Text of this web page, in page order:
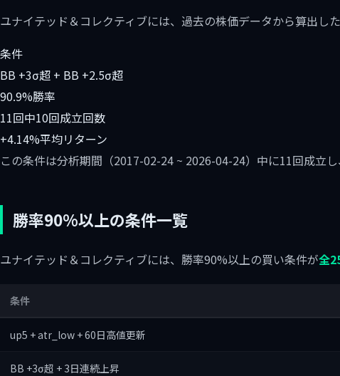
ユナイテッド＆コレクティブには、過去の株価データから算出した
条件
BB +3σ超 + BB +2.5σ超
90.9%勝率
11回中10回成立回数
+4.14%平均リターン
この条件は分析期間（2017-02-24 ~ 2026-04-24）中に11回成立
勝率90%以上の条件一覧
ユナイテッド＆コレクティブには、勝率90%以上の買い条件が全
条件
up5 + atr_low + 60日高値更新
BB +3σ超 + 3日連続上昇